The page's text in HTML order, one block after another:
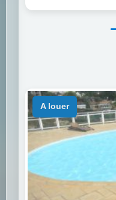
a louer